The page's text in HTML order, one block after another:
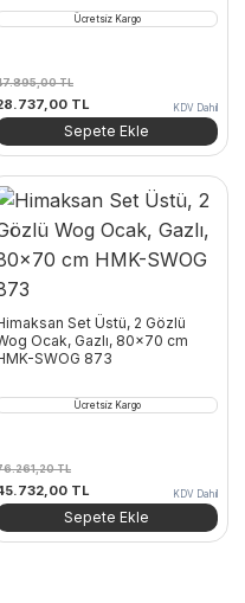
Ücretsiz Kargo
TL
TL.
TL
andaki
fiyat:
KDV Dahil
Sepete Ekle
Set Üstü, 2 Gözlü
Ocak, Gazlı, 80×70 cm
SWOG 873
Ücretsiz Kargo
TL
TL.
TL
andaki
fiyat:
KDV Dahil
Sepete Ekle